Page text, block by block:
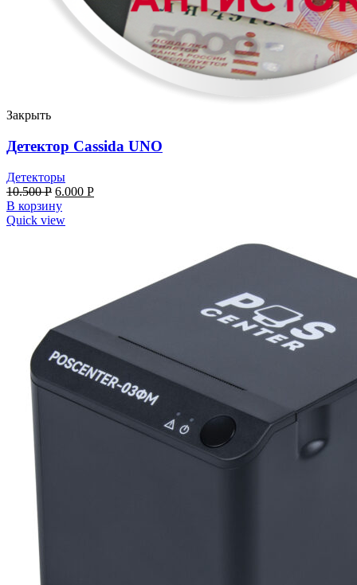
Закрыть
Детектор Cassida UNO
Детекторы
10.500Р 6.000 Р
В корзину
Quick view